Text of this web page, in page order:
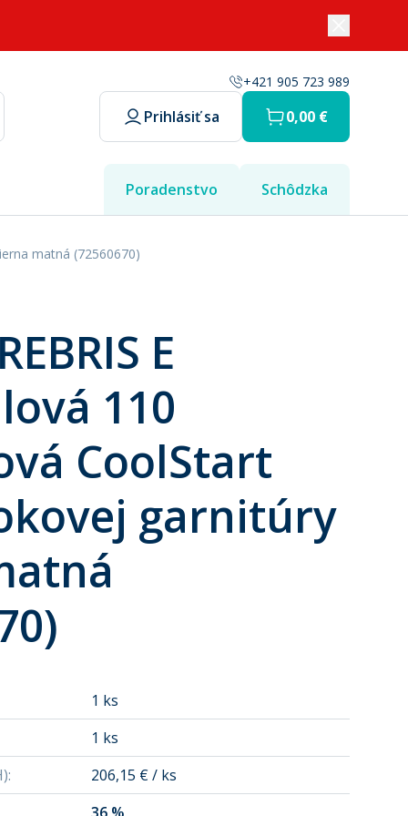
+421 905 723 989
Prihlásiť sa 0,00 €
Poradenstvo Schôdzka
matná (72560670)
E
110
CoolStart
garnitúry
1 ks
1 ks
:
206,15 € / ks